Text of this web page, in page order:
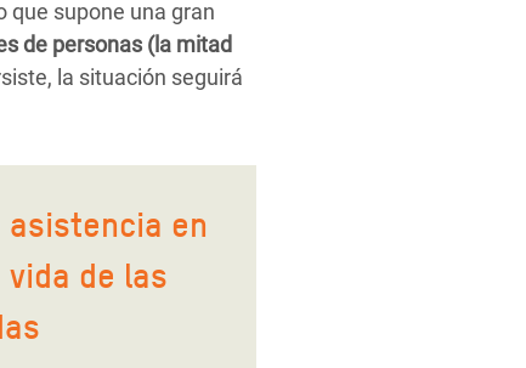
que supone una gran
de personas (la mitad
la situación seguirá
en
de las